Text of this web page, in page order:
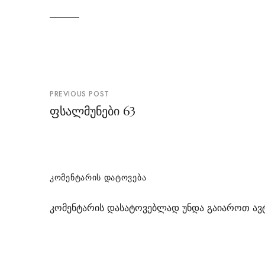
პოსტის
ნავიგაცია
PREVIOUS POST
ფსალმუნები 63
ᲙᲝᲛᲔᲜᲢᲐᲠᲘᲡ ᲓᲐᲢᲝᲕᲔᲑᲐ
კომენტარის დასატოვებლად უნდა გაიაროთ